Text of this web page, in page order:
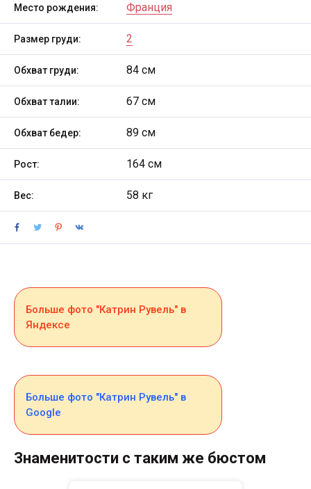
Место рождения: Франция
Размер груди: 2
Обхват груди: 84 см
Обхват талии: 67 см
Обхват бедер: 89 см
Рост: 164 см
Вес: 58 кг
Больше фото "Катрин Рувель" в
Яндексе
Больше фото "Катрин Рувель" в
Google
Знаменитости с таким же бюстом